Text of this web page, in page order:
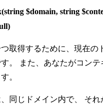
$domain, string
取得するために、現在の
。 また、あなたがコン
。
同じドメイン内で、 そ